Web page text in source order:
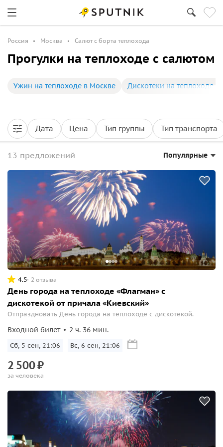
Россия Москва Салют с борта теплохода
Прогулки на теплоходе с салютом
Ужин на теплоходе в Москве Дискотеки на теплоходе в
Дата Цена Тип группы Тип транспорта
13 предложений Популярные
4.5 2 отзыва
День города на теплоходе «Флагман» с
дискотекой от причала «Киевский»
Отпраздновать День города на теплоходе с дискотекой.
Входной билет 2 ч. 36 мин.
Сб, 5 сен, 21:06 Вс, 6 сен, 21:06
2 500₽
за человека